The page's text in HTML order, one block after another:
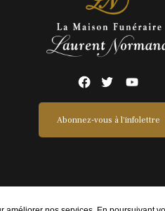
Abonnez-vous à l'infolettre